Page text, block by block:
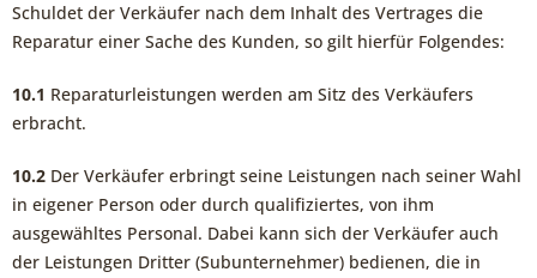
Schuldet der Verkäufer nach dem Inhalt des Vertrages die
Reparatur einer Sache des Kunden, so gilt hierfür Folgendes:
10.1 Reparaturleistungen werden am Sitz des Verkäufers
erbracht.
10.2 Der Verkäufer erbringt seine Leistungen nach seiner Wahl
in eigener Person oder durch qualifiziertes, von ihm
ausgewähltes Personal. Dabei kann sich der Verkäufer auch
der Leistungen Dritter (Subunternehmer) bedienen, die in